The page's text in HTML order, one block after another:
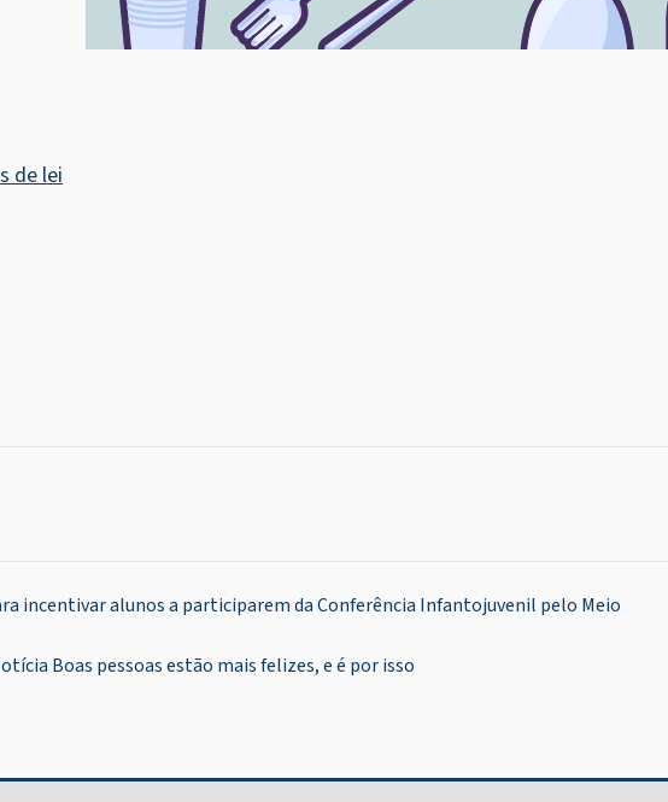
de lei
incentivar alunos a participarem da Conferência Infantojuvenil pelo Meio
Boas pessoas estão mais felizes, e é por isso